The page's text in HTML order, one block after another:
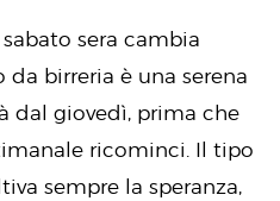
sabato sera cambia
birreria è una serena
dal giovedì, prima che
ricominci. Il tipo
sempre la speranza,